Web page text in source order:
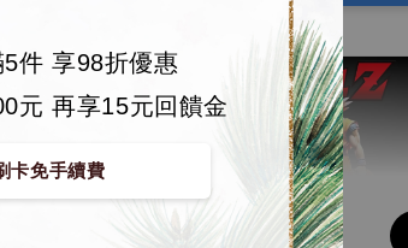
件 享98折優惠
元 再享15元回饋金
卡免手續費